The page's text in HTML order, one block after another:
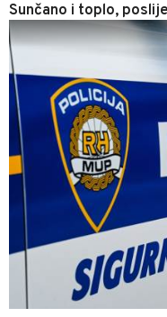
Sunčano i toplo,